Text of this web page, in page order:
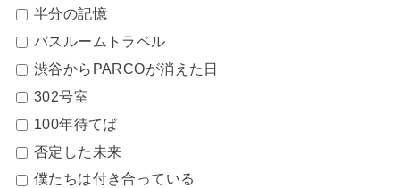
半分の記憶
バスルームトラベル
渋谷からPARCOが消えた日
302号室
100年待てば
否定した未来
僕たちは付き合っている